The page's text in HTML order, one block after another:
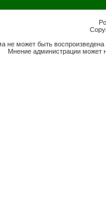
не может быть
Мнение администрации может